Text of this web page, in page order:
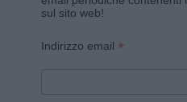
sul sito web!
Indirizzo email *